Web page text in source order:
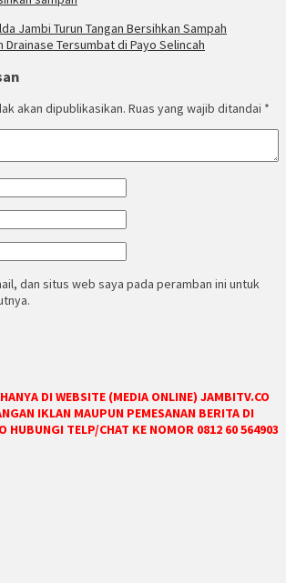
Jambi Turun Tangan Bersihkan Sampah
Drainase Tersumbat di Payo Selincah
akan dipublikasikan. Ruas yang wajib ditandai *
dan situs web saya pada peramban ini untuk
DI WEBSITE (MEDIA ONLINE) JAMBITV.CO
IKLAN MAUPUN PEMESANAN BERITA DI
HUBUNGI TELP/CHAT KE NOMOR 0812 60 564903